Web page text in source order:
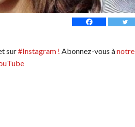
sur#Instagram ! Abonnez-vous ànotre